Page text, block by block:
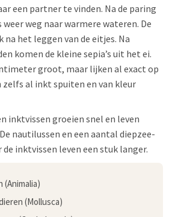
een partner te vinden. Na de paring
weg naar warmere wateren. De
het leggen van de eitjes. Na
komen de kleine sepia’s uit het ei.
groot, maar lijken al exact op
zelfs al inkt spuiten en van kleur
inktvissen groeien snel en leven
nautilussen en een aantal diepzee-
inktvissen leven een stuk langer.
(Animalia)
(Mollusca)